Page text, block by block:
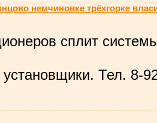
немчиновке трёхгорке
сплит
Тел. 8-